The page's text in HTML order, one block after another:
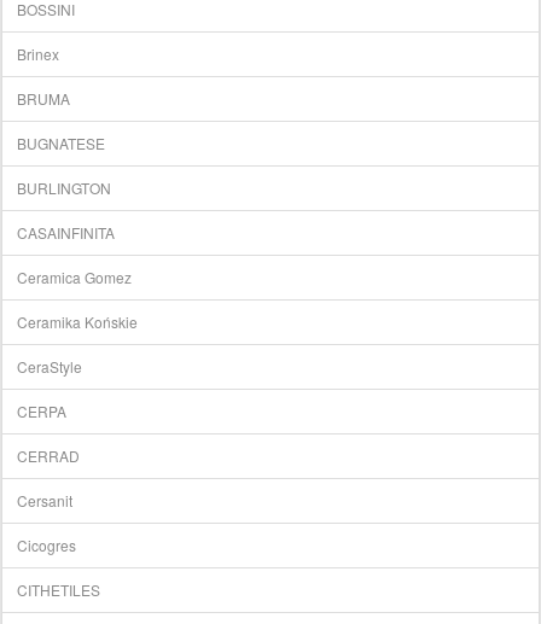
BOSSINI
Brinex
BRUMA
BUGNATESE
BURLINGTON
CASAINFINITA
Ceramica Gomez
Ceramika Końskie
CeraStyle
CERPA
CERRAD
Cersanit
Cicogres
CITHETILES